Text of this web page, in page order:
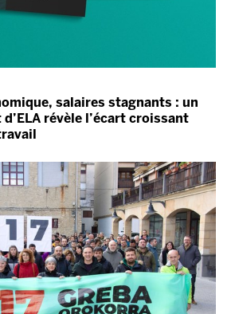
salaires stagnants : un
révèle l’écart croissant